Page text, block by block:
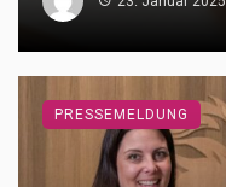
PRESSEMELDUNG